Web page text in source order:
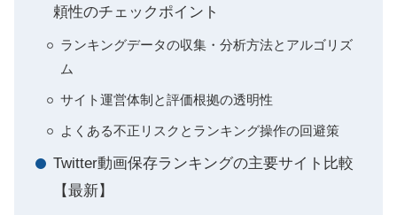
頼性のチェックポイント
ランキングデータの収集・分析方法とアルゴリズ
ム
サイト運営体制と評価根拠の透明性
よくある不正リスクとランキング操作の回避策
Twitter動画保存ランキングの主要サイト比較
【最新】